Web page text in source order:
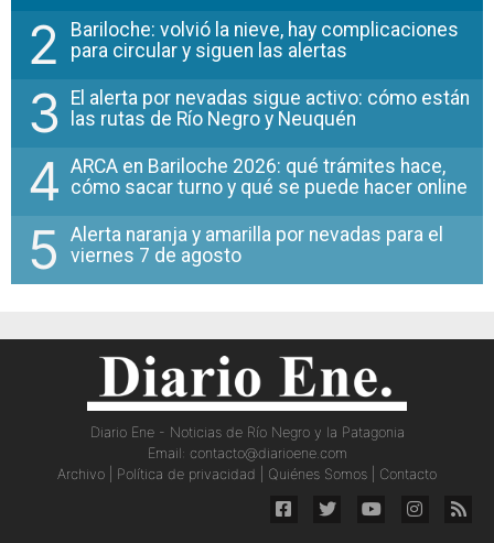
2
Bariloche: volvió la nieve, hay complicaciones
para circular y siguen las alertas
3 El alerta por nevadas sigue activo: cómo están
las rutas de Río Negro y Neuquén
4 ARCA en Bariloche 2026: qué trámites hace,
cómo sacar turno y qué se puede hacer online
5
Alerta naranja y amarilla por nevadas para el
viernes 7 de agosto
Diario Ene - Noticias de Río Negro y la Patagonia
Email: contacto@diarioene.com
Archivo
Política de privacidad Quiénes Somos Contacto